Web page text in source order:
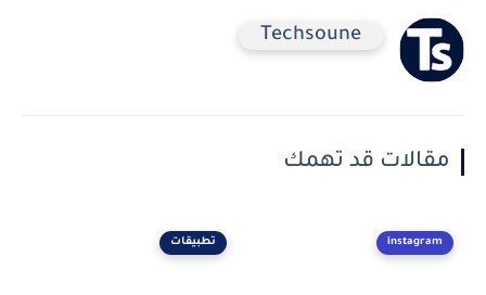
Techsoune
مقالات قد تهمك
instagram تطبيقات